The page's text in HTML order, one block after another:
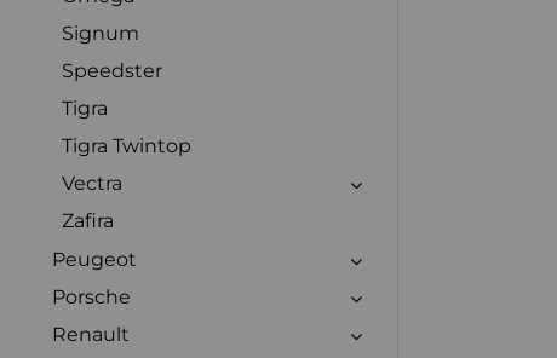
Signum
Speedster
Tigra
Tigra Twintop
Vectra
Zafira
Peugeot
Porsche
Renault